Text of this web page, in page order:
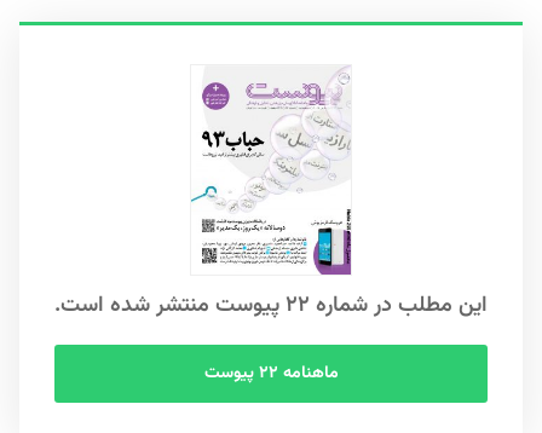
این مطلب در شماره ۲۲ پیوست منتشر شده است.
ماهنامه ۲۲ پیوست